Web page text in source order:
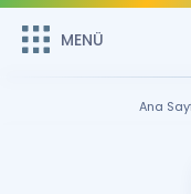
MENÜ
MENÜ
Ana